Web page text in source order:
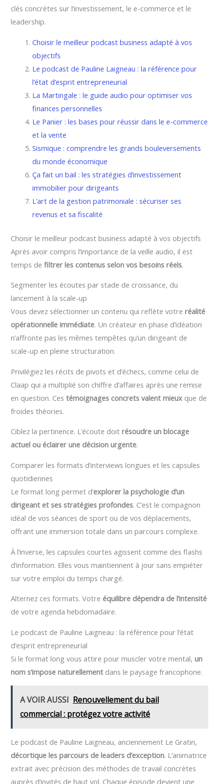
clés concrètes sur l’investissement, le e-commerce et le
leadership.
Choisir le meilleur podcast business adapté à vos
objectifs
Le podcast de Pauline Laigneau : la référence pour
l’état d’esprit entrepreneurial
La Martingale : le guide audio pour optimiser vos
finances personnelles
Le Panier : les bases pour réussir dans le e-commerce
et la vente
Sismique : comprendre les grands bouleversements
du monde économique
Ça fait un bail : les stratégies d’investissement
immobilier pour dirigeants
L’art de la gestion patrimoniale : sécuriser ses
revenus et sa fiscalité
Choisir le meilleur podcast business adapté à vos objectifs
Après avoir compris l’importance de la veille audio, il est
temps defiltrer les contenus selon vos besoins réels.
Segmenter les écoutes par stade de croissance, du
lancement à la scale-up
Vous devez sélectionner un contenu qui reflète votreréalité
opérationnelle immédiate. Un créateur en phase d’idéation
n’affronte pas les mêmes tempêtes qu’un dirigeant de
scale-up en pleine structuration.
Privilégiez les récits de pivots et d’échecs, comme celui de
Claap qui a multiplié son chiffre d’affaires après une remise
en question. Cestémoignages concrets valent mieux que de
froides théories.
Ciblez la pertinence. L’écoute doitrésoudre un blocage
actuel ou éclairer une décision urgente.
Comparer les formats d’interviews longues et les capsules
quotidiennes
Le format long permet d’explorer la psychologie d’un
dirigeant et ses stratégies profondes. C’est le compagnon
idéal de vos séances de sport ou de vos déplacements,
offrant une immersion totale dans un parcours complexe.
À l’inverse, les capsules courtes agissent comme des flashs
d’information. Elles vous maintiennent à jour sans empiéter
sur votre emploi du temps chargé.
Alternez ces formats. Votre équilibre dépendra de l’intensité
de votre agenda hebdomadaire.
Le podcast de Pauline Laigneau : la référence pour l’état
d’esprit entrepreneurial
Si le format long vous attire pour muscler votre mental,un
nom s’impose naturellement dans le paysage francophone.
A VOIR AUSSI Renouvellement du bail
commercial : protégez votre activité
Le podcast de Pauline Laigneau, anciennement Le Gratin,
décortique les parcours de leaders d’exception. L’animatrice
extrait avec précision des méthodes de travail concrètes
auprès d’invités de haut vol. Chaque épisode devient une